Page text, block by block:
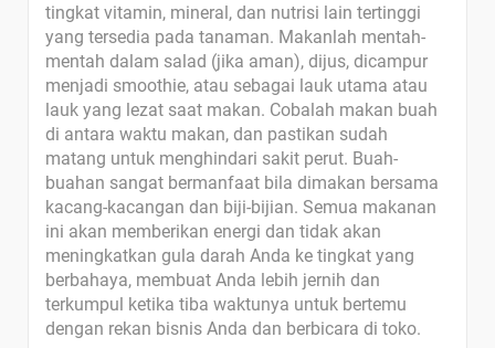
tingkat vitamin, mineral, dan nutrisi lain tertinggi
yang tersedia pada tanaman. Makanlah mentah-
mentah dalam salad (jika aman), dijus, dicampur
menjadi smoothie, atau sebagai lauk utama atau
lauk yang lezat saat makan. Cobalah makan buah
di antara waktu makan, dan pastikan sudah
matang untuk menghindari sakit perut. Buah-
buahan sangat bermanfaat bila dimakan bersama
kacang-kacangan dan biji-bijian. Semua makanan
ini akan memberikan energi dan tidak akan
meningkatkan gula darah Anda ke tingkat yang
berbahaya, membuat Anda lebih jernih dan
terkumpul ketika tiba waktunya untuk bertemu
dengan rekan bisnis Anda dan berbicara di toko.